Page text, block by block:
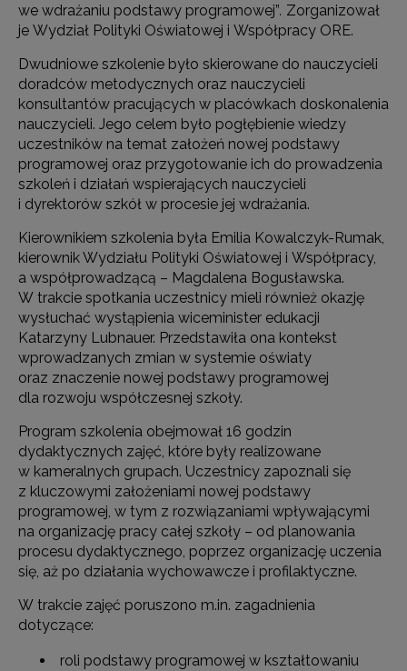
we wdrażaniu podstawy programowej”. Zorganizował
je Wydział Polityki Oświatowej i Współpracy ORE.
Dwudniowe szkolenie było skierowane do nauczycieli
doradców metodycznych oraz nauczycieli
konsultantów pracujących w placówkach doskonalenia
nauczycieli. Jego celem było pogłębienie wiedzy
uczestników na temat założeń nowej podstawy
programowej oraz przygotowanie ich do prowadzenia
szkoleń i działań wspierających nauczycieli
i dyrektorów szkół w procesie jej wdrażania.
Kierownikiem szkolenia była Emilia Kowalczyk-Rumak,
kierownik Wydziału Polityki Oświatowej i Współpracy,
a współprowadzącą – Magdalena Bogusławska.
W trakcie spotkania uczestnicy mieli również okazję
wysłuchać wystąpienia wiceminister edukacji
Katarzyny Lubnauer. Przedstawiła ona kontekst
wprowadzanych zmian w systemie oświaty
oraz znaczenie nowej podstawy programowej
dla rozwoju współczesnej szkoły.
Program szkolenia obejmował 16 godzin
dydaktycznych zajęć, które były realizowane
w kameralnych grupach. Uczestnicy zapoznali się
z kluczowymi założeniami nowej podstawy
programowej, w tym z rozwiązaniami wpływającymi
na organizację pracy całej szkoły – od planowania
procesu dydaktycznego, poprzez organizację uczenia
się, aż po działania wychowawcze i profilaktyczne.
W trakcie zajęć poruszono m.in. zagadnienia
dotyczące:
roli podstawy programowej w kształtowaniu